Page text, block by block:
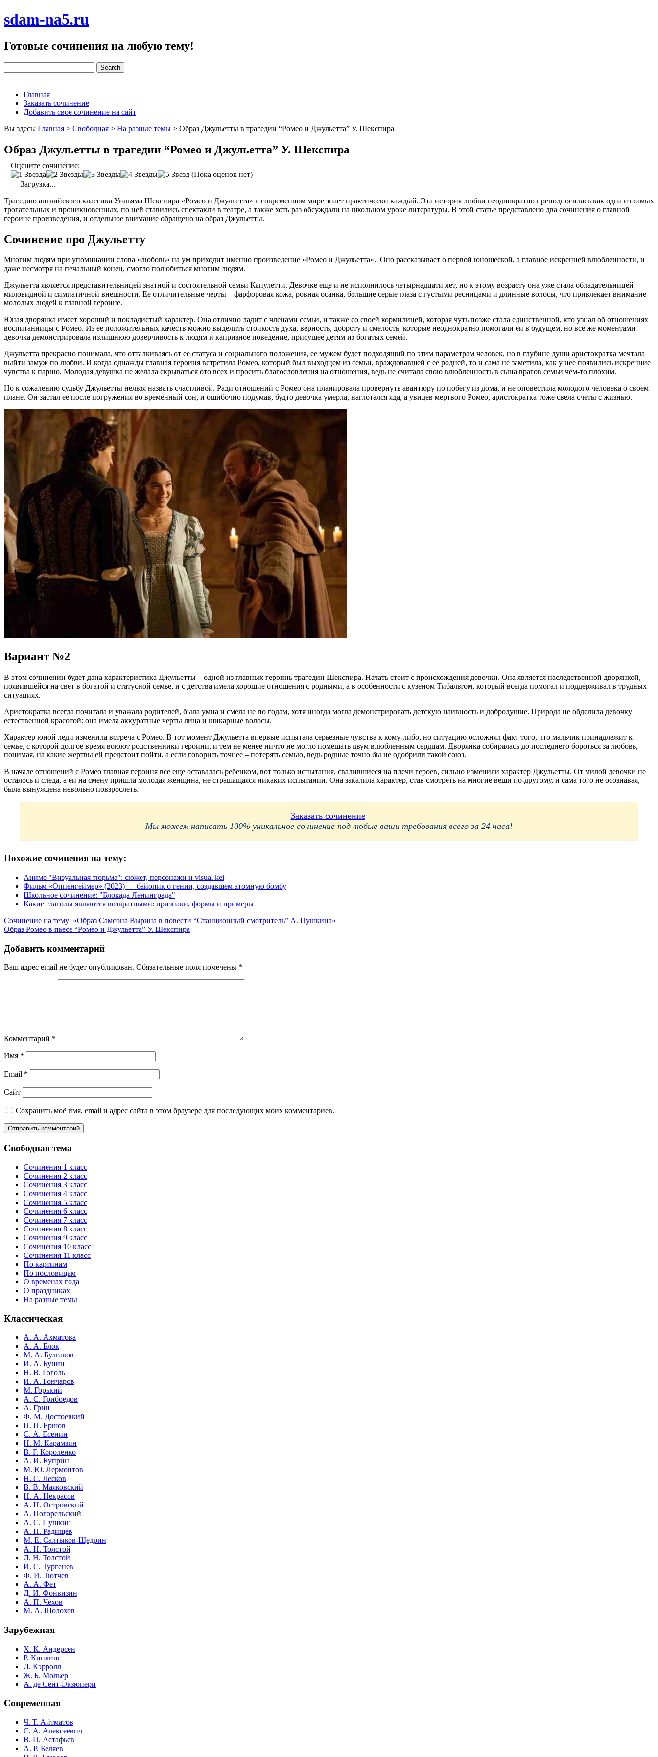
sdam-na5.ru
Готовые сочинения на любую тему!
Главная
Заказать сочинение
Добавить своё сочинение на сайт
Вы здесь: Главная > Свободная > На разные темы > Образ Джульетты в трагедии “Ромео и Джульетта” У. Шекспира
Образ Джульетты в трагедии “Ромео и Джульетта” У. Шекспира
Оцените сочинение:
(Пока оценок нет)
Загрузка...
Трагедию английского классика Уильяма Шекспира «Ромео и Джульетта» в современном мире знает практически каждый. Эта история любви неоднократно преподносилась как одна из самых
трогательных и проникновенных, по ней ставились спектакли в театре, а также хоть раз обсуждали на школьном уроке литературы. В этой статье представлено два сочинения о главной
героине произведения, и отдельное внимание обращено на образ Джульетты.
Сочинение про Джульетту
Многим людям при упоминании слова «любовь» на ум приходит именно произведение «Ромео и Джульетта». Оно рассказывает о первой юношеской, а главное искренней влюбленности, и
даже несмотря на печальный конец, смогло полюбиться многим людям.
Джульетта является представительницей знатной и состоятельной семьи Капулетти. Девочке еще и не исполнилось четырнадцати лет, но к этому возрасту она уже стала обладательницей
миловидной и симпатичной внешности. Ее отличительные черты – фарфоровая кожа, ровная осанка, большие серые глаза с густыми ресницами и длинные волосы, что привлекает внимание
молодых людей к главной героине.
Юная дворянка имеет хороший и покладистый характер. Она отлично ладит с членами семьи, и также со своей кормилицей, которая чуть позже стала единственной, кто узнал об отношениях
воспитанницы с Ромео. Из ее положительных качеств можно выделить стойкость духа, верность, доброту и смелость, которые неоднократно помогали ей в будущем, но все же моментами
девочка демонстрировала излишнюю доверчивость к людям и капризное поведение, присущее детям из богатых семей.
Джульетта прекрасно понимала, что отталкиваясь от ее статуса и социального положения, ее мужем будет подходящий по этим параметрам человек, но в глубине души аристократка мечтала
выйти замуж по любви. И когда однажды главная героиня встретила Ромео, который был выходцем из семьи, враждовавшей с ее родней, то и сама не заметила, как у нее появились искренние
чувства к парню. Молодая девушка не желала скрываться ото всех и просить благословления на отношения, ведь не считала свою влюбленность в сына врагов семьи чем-то плохим.
Но к сожалению судьбу Джульетты нельзя назвать счастливой. Ради отношений с Ромео она планировала провернуть авантюру по побегу из дома, и не оповестила молодого человека о своем
плане. Он застал ее после погружения во временный сон, и ошибочно подумав, будто девочка умерла, наглотался яда, а увидев мертвого Ромео, аристократка тоже свела счеты с жизнью.
Вариант №2
В этом сочинении будет дана характеристика Джульетты – одной из главных героинь трагедии Шекспира. Начать стоит с происхождения девочки. Она является наследственной дворянкой,
появившейся на свет в богатой и статусной семье, и с детства имела хорошие отношения с родными, а в особенности с кузеном Тибальтом, который всегда помогал и поддерживал в трудных
ситуациях.
Аристократка всегда почитала и уважала родителей, была умна и смела не по годам, хотя иногда могла демонстрировать детскую наивность и добродушие. Природа не обделила девочку
естественной красотой: она имела аккуратные черты лица и шикарные волосы.
Характер юной леди изменила встреча с Ромео. В тот момент Джульетта впервые испытала серьезные чувства к кому-либо, но ситуацию осложнял факт того, что мальчик принадлежит к
семье, с которой долгое время воюют родственники героини, и тем не менее ничто не могло помешать двум влюбленным сердцам. Дворянка собиралась до последнего бороться за любовь,
понимая, на какие жертвы ей предстоит пойти, а если говорить точнее – потерять семью, ведь родные точно бы не одобрили такой союз.
В начале отношений с Ромео главная героиня все еще оставалась ребенком, вот только испытания, свалившиеся на плечи героев, сильно изменили характер Джульетты. От милой девочки не
осталось и следа, а ей на смену пришла молодая женщина, не страшащаяся никаких испытаний. Она закалила характер, став смотреть на многие вещи по-другому, и сама того не осознавая,
была вынуждена невольно повзрослеть.
Заказать сочинение
Мы можем написать 100% уникальное сочинение под любые ваши требования всего за 24 часа!
Похожие сочинения на тему:
Аниме "Визуальная тюрьма": сюжет, персонажи и visual kei
Фильм «Оппенгеймер» (2023) — байопик о гении, создавшем атомную бомбу
Школьное сочинение: "Блокада Ленинграда"
Какие глаголы являются возвратными: признаки, формы и примеры
Навигация
по
записям
Сочинение на тему: «Образ Самсона Вырина в повести “Станционный смотритель” А. Пушкина»
Образ Ромео в пьесе “Ромео и Джульетта” У. Шекспира
Добавить комментарий
Ваш адрес email не будет опубликован. Обязательные поля помечены *
Комментарий *
Имя *
Email *
Сайт
Сохранить моё имя, email и адрес сайта в этом браузере для последующих моих комментариев.
Свободная тема
Сочинения 1 класс
Сочинения 2 класс
Сочинения 3 класс
Сочинения 4 класс
Сочинения 5 класс
Сочинения 6 класс
Сочинения 7 класс
Сочинения 8 класс
Сочинения 9 класс
Сочинения 10 класс
Сочинения 11 класс
По картинам
По пословицам
О временах года
О праздниках
На разные темы
Классическая
А. А. Ахматова
А. А. Блок
М. А. Булгаков
И. А. Бунин
Н. В. Гоголь
И. А. Гончаров
М. Горький
А. С. Грибоедов
А. Грин
Ф. М. Достоевкий
П. П. Ершов
С. А. Есенин
Н. М. Карамзин
В. Г. Короленко
А. И. Куприн
М. Ю. Лермонтов
Н. С. Лесков
В. В. Маяковский
Н. А. Некрасов
А. Н. Островский
А. Погорельский
А. С. Пушкин
А. Н. Радищев
М. Е. Салтыков-Щедрин
А. Н. Толстой
Л. Н. Толстой
И. С. Тургенев
Ф. И. Тютчев
А. А. Фет
Д. И. Фонвизин
А. П. Чехов
М. А. Шолохов
Зарубежная
Х. К. Андерсен
Р. Киплинг
Л. Кэрролл
Ж. Б. Мольер
А. де Сент-Экзюпери
Современная
Ч. Т. Айтматов
С. А. Алексеевич
В. П. Астафьев
А. Р. Беляев